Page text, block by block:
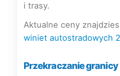
i trasy.
Aktualne ceny
winiet autostradowych
Przekraczanie granicy